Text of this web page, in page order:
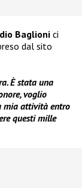
Baglioni ci
dal sito
È stata una
voglio
mia attività entro
questi mille